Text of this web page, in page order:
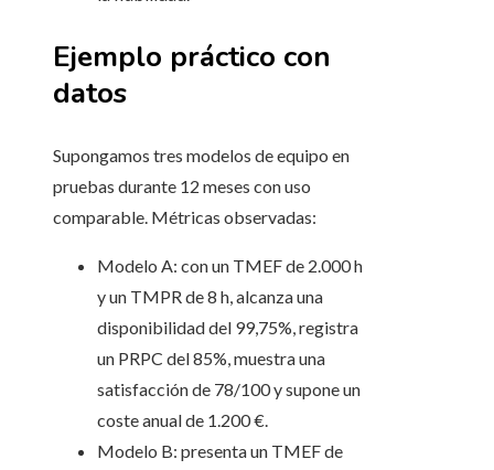
Ejemplo práctico con
datos
Supongamos tres modelos de equipo en
pruebas durante 12 meses con uso
comparable. Métricas observadas:
Modelo A: con un TMEF de 2.000 h
y un TMPR de 8 h, alcanza una
disponibilidad del 99,75%, registra
un PRPC del 85%, muestra una
satisfacción de 78/100 y supone un
coste anual de 1.200 €.
Modelo B: presenta un TMEF de